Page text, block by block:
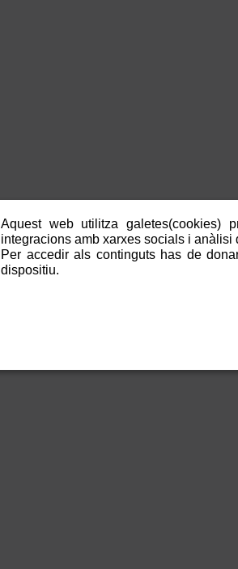
Aquest web utilitza galetes(cookies)
integracions amb xarxes socials i anàlisi
Per accedir als continguts has de
dispositiu.